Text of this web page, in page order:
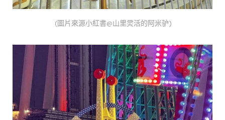
(圖片來源小紅書@山里灵活的阿米驴)